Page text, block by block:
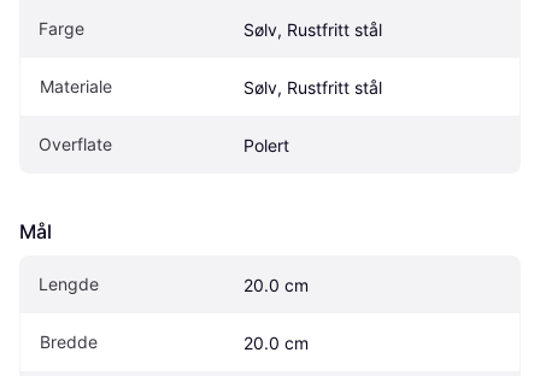
Farge Sølv, Rustfritt stål
Materiale Sølv, Rustfritt stål
Overflate Polert
Mål
Lengde 20.0 cm
Bredde 20.0 cm